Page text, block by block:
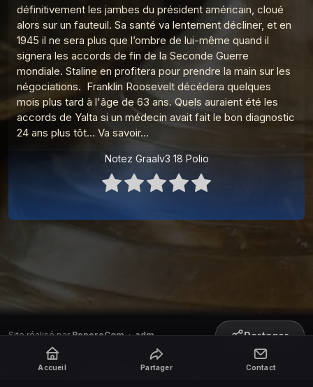
Accueil Partager Contact
Graalv3 1 La fuite
Le Graal de l'Histoire
12
Graalv3 2 Le trône
13
Graalv3 3 Marco Polo
Le Graal de l'Histoire
14
Graalv3 4 Christophe
Le Graal de l'Histoire
Graalv3 5 Amérique
Le Graal de l'Histoire
Graalv3 8 Bière
19
Graalv3 9 Schicklgruber
Graalv3 10 Lénine
définitivement les jambes du président américain, cloué
alors sur un fauteuil. Sa santé va lentement décliner, et en
1945 il ne sera plus que l’ombre de lui-même quand il
signera les accords de fin de la Seconde Guerre
mondiale. Staline en profitera pour prendre la main sur les
négociations. Franklin Roosevelt décédera quelques
mois plus tard à l'âge de 63 ans. Quels auraient été les
accords de Yalta si un médecin avait fait le bon diagnostic
24 ans plus tôt… Va savoir…
Notez Graalv3 18 Polio
Site réalisé parRepereCom·adm Partager